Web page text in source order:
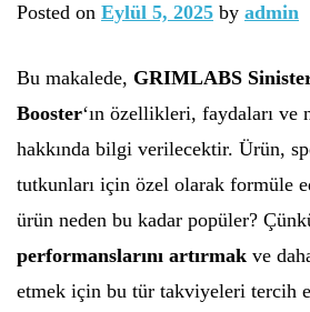
Posted on Eylül 5, 2025 by admin
Bu makalede, GRIMLABS
Booster‘ın özellikleri, faydaları ve
hakkında bilgi verilecektir. Ürün,
tutkunları için özel olarak formüle
ürün neden bu kadar popüler?
performanslarını artırmak ve
etmek için bu tür takviyeleri tercih